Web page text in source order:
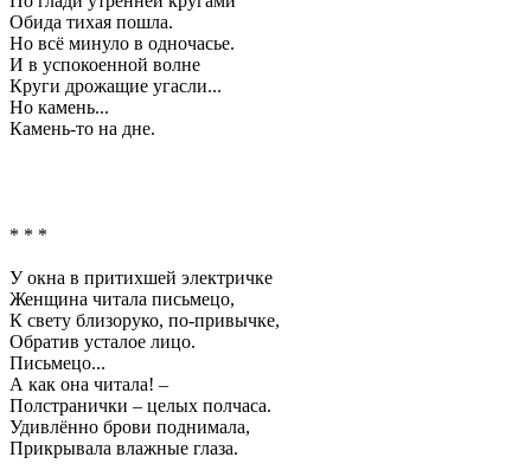
Обида тихая пошла.
Но всё минуло в одночасье.
И в успокоенной волне
Круги дрожащие угасли...
Но камень...
Камень-то на дне.
* * *
У окна в притихшей электричке
Женщина читала письмецо,
К свету близоруко, по-привычке,
Обратив усталое лицо.
Письмецо...
А как она читала! –
Полстранички – целых полчаса.
Удивлённо брови поднимала,
Прикрывала влажные глаза.